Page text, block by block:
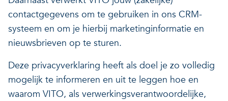
contactgegevens om te gebruiken in ons CRM-
systeem en om je hierbij marketinginformatie en
nieuwsbrieven op te sturen.
Deze privacyverklaring heeft als doel je zo volledig
mogelijk te informeren en uit te leggen hoe en
waarom VITO, als verwerkingsverantwoordelijke,